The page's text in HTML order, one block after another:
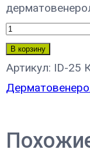
В корзину
Артикул: ID-25